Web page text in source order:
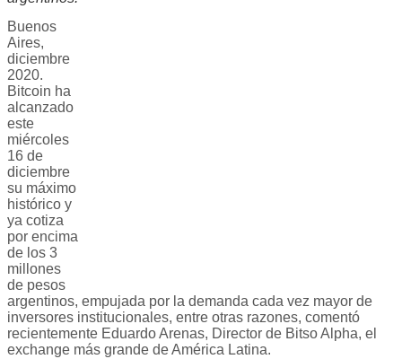
Buenos
Aires,
diciembre
2020.
Bitcoin ha
alcanzado
este
miércoles
16 de
diciembre
su máximo
histórico y
ya cotiza
por encima
de los 3
millones
de pesos
argentinos, empujada por la demanda cada vez mayor de
inversores institucionales, entre otras razones, comentó
recientemente Eduardo Arenas, Director de Bitso Alpha, el
exchange más grande de América Latina.